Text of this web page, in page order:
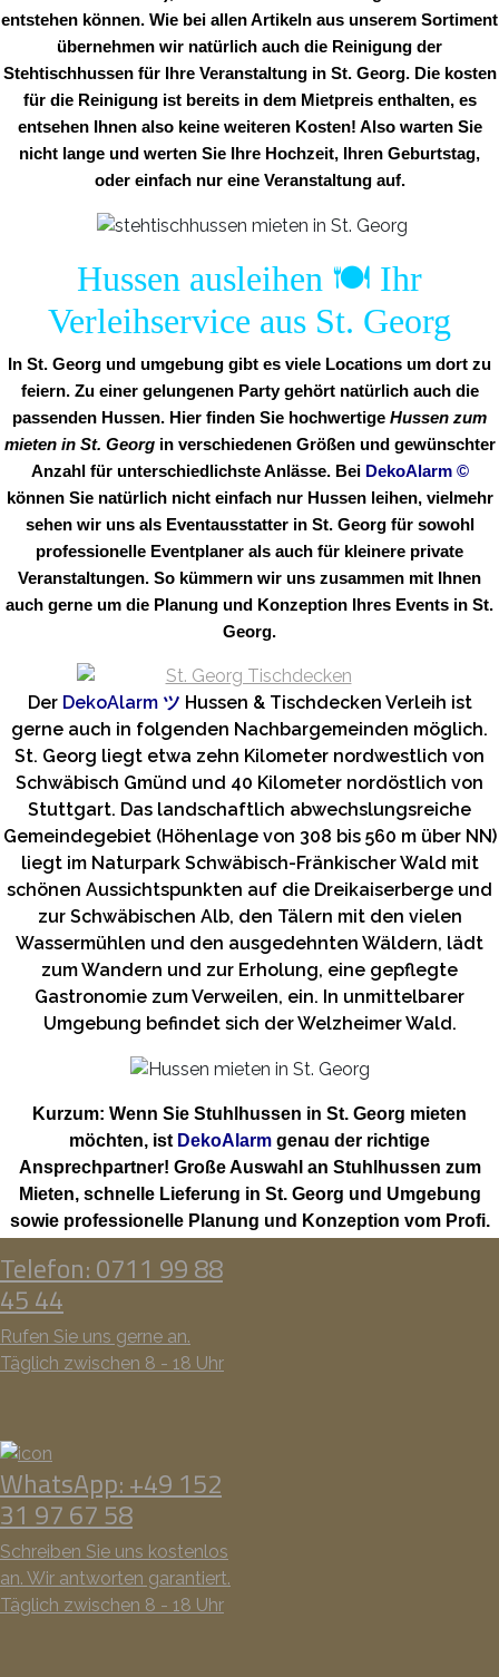
entstehen können. Wie bei allen Artikeln aus unserem Sortiment
übernehmen wir natürlich auch die Reinigung der
Stehtischhussen für Ihre Veranstaltung in St. Georg. Die kosten
für die Reinigung ist bereits in dem Mietpreis enthalten, es
entsehen Ihnen also keine weiteren Kosten! Also warten Sie
nicht lange und werten Sie Ihre Hochzeit, Ihren Geburtstag,
oder einfach nur eine Veranstaltung auf.
Hussen ausleihen 🍽️ Ihr
Verleihservice aus St. Georg
In St. Georg und umgebung gibt es viele Locations um dort zu
feiern. Zu einer gelungenen Party gehört natürlich auch die
passenden Hussen. Hier finden Sie hochwertige Hussen zum
mieten in St. Georgin verschiedenen Größen und gewünschter
Anzahl für unterschiedlichste Anlässe. Bei DekoAlarm ©
können Sie natürlich nicht einfach nur Hussen leihen, vielmehr
sehen wir uns als Eventausstatter in St. Georg für sowohl
professionelle Eventplaner als auch für kleinere private
Veranstaltungen. So kümmern wir uns zusammen mit Ihnen
auch gerne um die Planung und Konzeption Ihres Events in St.
Georg.
Der DekoAlarm ツ Hussen & Tischdecken Verleih ist
gerne auch in folgenden Nachbargemeinden möglich.
St. Georg liegt etwa zehn Kilometer nordwestlich von
Schwäbisch Gmünd und 40 Kilometer nordöstlich von
Stuttgart. Das landschaftlich abwechslungsreiche
Gemeindegebiet (Höhenlage von 308 bis 560 m über NN)
liegt im Naturpark Schwäbisch-Fränkischer Wald mit
schönen Aussichtspunkten auf die Dreikaiserberge und
zur Schwäbischen Alb, den Tälern mit den vielen
Wassermühlen und den ausgedehnten Wäldern, lädt
zum Wandern und zur Erholung, eine gepflegte
Gastronomie zum Verweilen, ein. In unmittelbarer
Umgebung befindet sich der Welzheimer Wald.
Kurzum: Wenn Sie Stuhlhussen in St. Georg mieten
möchten, ist DekoAlarm genau der richtige
Ansprechpartner! Große Auswahl an Stuhlhussen zum
Mieten, schnelle Lieferung in St. Georg und Umgebung
sowie professionelle Planung und Konzeption vom Profi.
Telefon: 0711 99 88
45 44
Rufen Sie uns gerne an.
Täglich zwischen 8 - 18 Uhr
WhatsApp: +49 152
31 97 67 58
Schreiben Sie uns kostenlos
an. Wir antworten garantiert.
Täglich zwischen 8 - 18 Uhr